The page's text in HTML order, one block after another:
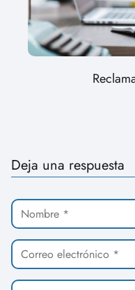
Deja una respuesta